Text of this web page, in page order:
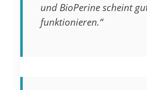
und BioPerine scheint
funktionieren.“